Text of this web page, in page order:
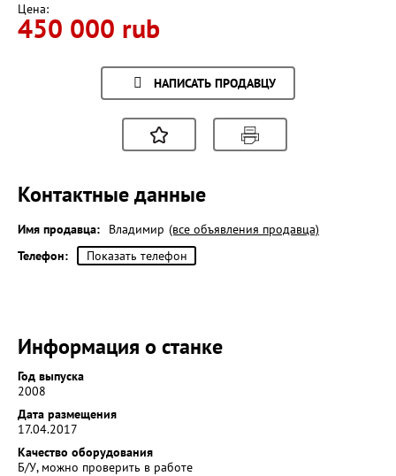
Цена:
450 000 rub
НАПИСАТЬ ПРОДАВЦУ
Контактные данные
Имя продавца: Владимир (все объявления продавца)
Телефон:
Показать телефон
Информация о станке
Год выпуска
2008
Дата размещения
17.04.2017
Качество оборудования
Б/У, можно проверить в работе